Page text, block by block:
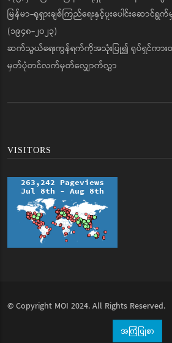
မြန်မာ-ရုရှားချစ်ကြည်ရေးနှင့်ပူးပေါင်းဆော
(၁၉၄၈-၂၀၂၃)
ဆက်သွယ်ရေးကွန်ရက်ကိုအသုံးပြု၍ ရုပ်ရှင်ကားထု
မှတ်ပုံတင်လက်မှတ်လျှောက်လွှာ
VISITORS
© Copyright MOI 2024. All Rights Reserved.
အကြံပြုစာ